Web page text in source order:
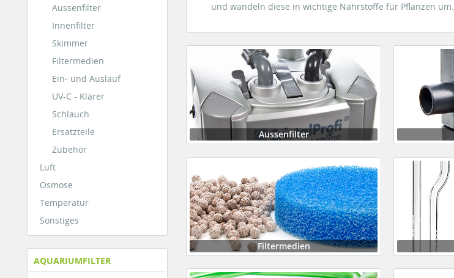
Aussenfilter
Innenfilter
Skimmer
Filtermedien
Ein- und Auslauf
UV-C - Klärer
Schlauch
Ersatzteile
Zubehör
Luft
Osmose
Temperatur
Sonstiges
AQUARIUMFILTER
und wandeln diese in wichtige Nährstoffe für Pflanzen um.
Aussenfilter
Filtermedien